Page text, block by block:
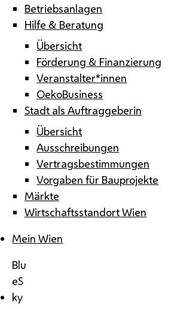
Betriebsanlagen
Hilfe & Beratung
Übersicht
Förderung & Finanzierung
Veranstalter*innen
OekoBusiness
Stadt als Auftraggeberin
Übersicht
Ausschreibungen
Vertragsbestimmungen
Vorgaben für Bauprojekte
Märkte
Wirtschaftsstandort Wien
Mein Wien
Blu
eS
ky